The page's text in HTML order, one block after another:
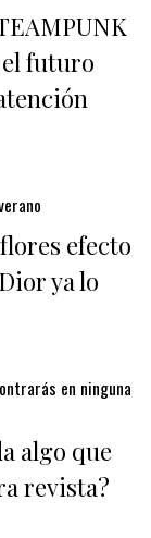
el futuro
efecto
ya lo
en ninguna
algo que
revista?